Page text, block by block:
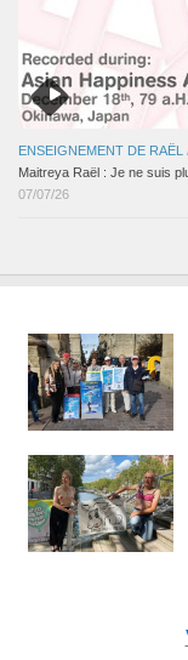
ENSEIGNEMENT DE RAËL
Maitreya Raël : Je ne suis
07/07/26